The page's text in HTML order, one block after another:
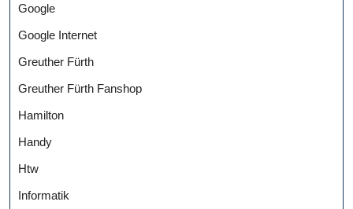
Google
Google Internet
Greuther Fürth
Greuther Fürth Fanshop
Hamilton
Handy
Htw
Informatik